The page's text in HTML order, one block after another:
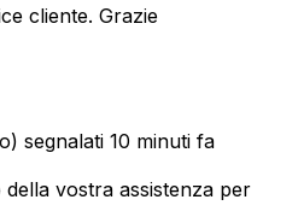
cliente. Grazie
segnalati 10 minuti fa
vostra assistenza per